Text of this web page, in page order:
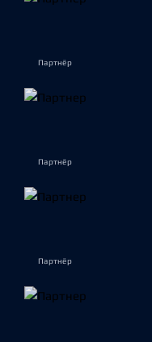
Партнёр
Партнёр
Партнёр